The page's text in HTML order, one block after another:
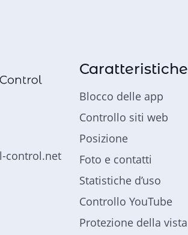
control.net
Caratteristiche
Blocco delle app
Controllo siti web
Posizione
Foto e contatti
Statistiche d’uso
Controllo YouTube
Protezione della vista